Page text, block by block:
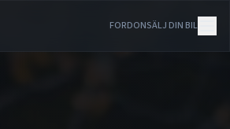
FORDONSÄLJ DIN BIL